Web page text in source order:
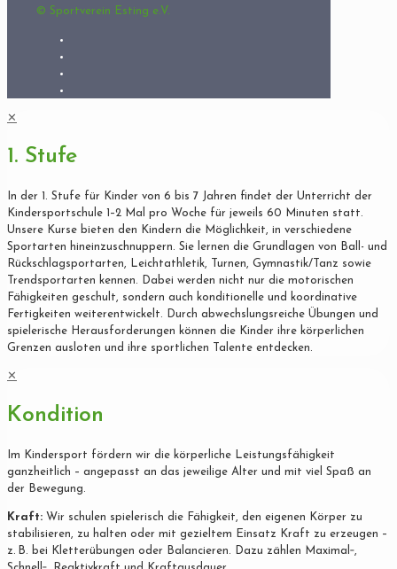
© Sportverein Esting e.V.
✕
1. Stufe
In der 1. Stufe für Kinder von 6 bis 7 Jahren findet der Unterricht der
Kindersportschule 1–2 Mal pro Woche für jeweils 60 Minuten statt.
Unsere Kurse bieten den Kindern die Möglichkeit, in verschiedene
Sportarten hineinzuschnuppern. Sie lernen die Grundlagen von Ball- und
Rückschlagsportarten, Leichtathletik, Turnen, Gymnastik/Tanz sowie
Trendsportarten kennen. Dabei werden nicht nur die motorischen
Fähigkeiten geschult, sondern auch konditionelle und koordinative
Fertigkeiten weiterentwickelt. Durch abwechslungsreiche Übungen und
spielerische Herausforderungen können die Kinder ihre körperlichen
Grenzen ausloten und ihre sportlichen Talente entdecken.
✕
Kondition
Im Kindersport fördern wir die körperliche Leistungsfähigkeit
ganzheitlich – angepasst an das jeweilige Alter und mit viel Spaß an
der Bewegung.
Kraft: Wir schulen spielerisch die Fähigkeit, den eigenen Körper zu
stabilisieren, zu halten oder mit gezieltem Einsatz Kraft zu erzeugen –
z. B. bei Kletterübungen oder Balancieren. Dazu zählen Maximal‐,